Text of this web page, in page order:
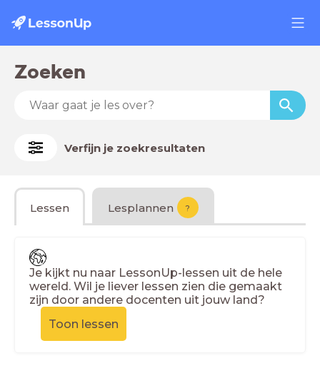
Zoeken
Verfijn je zoekresultaten
Lessen Lesplannen ?
Je kijkt nu naar LessonUp-lessen uit de hele
wereld. Wil je liever lessen zien die gemaakt
zijn door andere docenten uit jouw land?
Toon lessen